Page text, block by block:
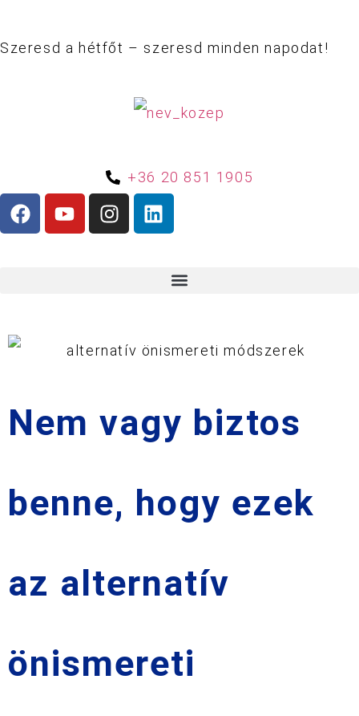
Szeresd a hétfőt – szeresd minden napodat!
+36 20 851 1905
Nem vagy biztos
benne, hogy ezek
az alternatív
önismereti